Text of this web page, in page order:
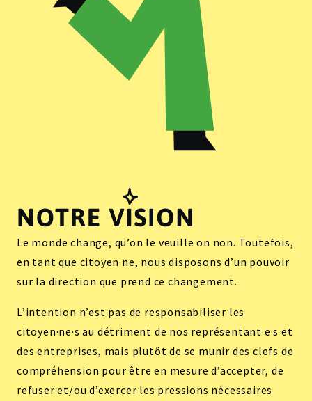
Le monde change, qu’on le veuille on non. Toutefois,
en tant que citoyen·ne, nous disposons d’un pouvoir
sur la direction que prend ce changement.
L’intention n’est pas de responsabiliser les
citoyen·ne·s au détriment de nos représentant·e·s et
des entreprises, mais plutôt de se munir des clefs de
compréhension pour être en mesure d’accepter, de
refuser et/ou d’exercer les pressions nécessaires